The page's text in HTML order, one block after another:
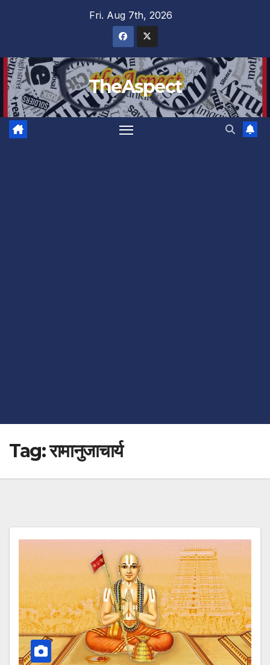
Fri. Aug 7th, 2026
TheAspect
Tag:रामानुजाचार्य